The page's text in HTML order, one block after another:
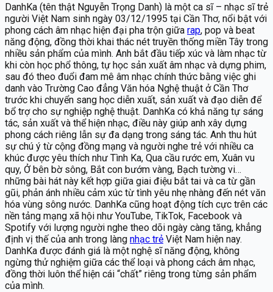
DanhKa (tên thật Nguyễn Trọng Danh) là một ca sĩ – nhạc sĩ trẻ
người Việt Nam sinh ngày 03/12/1995 tại Cần Thơ, nổi bật với
phong cách âm nhạc hiện đại pha trộn giữa rap, pop và beat
năng động, đồng thời khai thác nét truyền thống miền Tây trong
nhiều sản phẩm của mình. Anh bắt đầu tiếp xúc và làm nhạc từ
khi còn học phổ thông, tự học sản xuất âm nhạc và dựng phim,
sau đó theo đuổi đam mê âm nhạc chính thức bằng việc ghi
danh vào Trường Cao đẳng Văn hóa Nghệ thuật ở Cần Thơ
trước khi chuyển sang học diễn xuất, sản xuất và đạo diễn để
bổ trợ cho sự nghiệp nghệ thuật. DanhKa có khả năng tự sáng
tác, sản xuất và thể hiện nhạc, điều này giúp anh xây dựng
phong cách riêng lẫn sự đa dạng trong sáng tác. Anh thu hút
sự chú ý từ cộng đồng mạng và người nghe trẻ với nhiều ca
khúc được yêu thích như Tình Ka, Qua cầu rước em, Xuân vu
quy, Ở bên bờ sông, Bắt con bướm vàng, Bạch tường vi…
những bài hát này kết hợp giữa giai điệu bắt tai và ca từ gần
gũi, phản ánh nhiều cảm xúc từ tình yêu nhẹ nhàng đến nét văn
hóa vùng sông nước. DanhKa cũng hoạt động tích cực trên các
nền tảng mạng xã hội như YouTube, TikTok, Facebook và
Spotify với lượng người nghe theo dõi ngày càng tăng, khẳng
định vị thế của anh trong làng nhạc trẻ Việt Nam hiện nay.
DanhKa được đánh giá là một nghệ sĩ năng động, không
ngừng thử nghiệm giữa các thể loại và phong cách âm nhạc,
đồng thời luôn thể hiện cái “chất” riêng trong từng sản phẩm
của mình.